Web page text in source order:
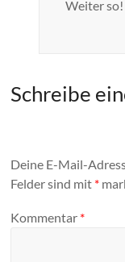
Weiter so!
Schreibe
Deine E-Mail-
Felder sind mit *
Kommentar *